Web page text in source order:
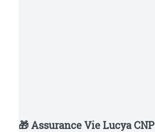
🎁 Assurance Vie Lucya CNP